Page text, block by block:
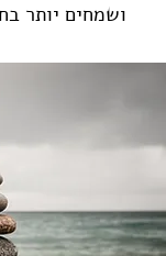
ושמחים יותר